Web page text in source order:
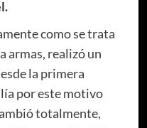
como se trata
armas, realizó un
la primera
por este motivo
totalmente,